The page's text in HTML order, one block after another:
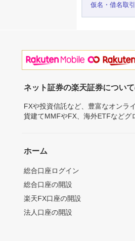
仮名・借名取
ネット証券の楽天証券につい
FXや投資信託など、豊富なオンラ
貨建てMMFやFX、海外ETFなどグ
ホーム
総合口座ログイン
総合口座の開設
楽天FX口座の開設
法人口座の開設